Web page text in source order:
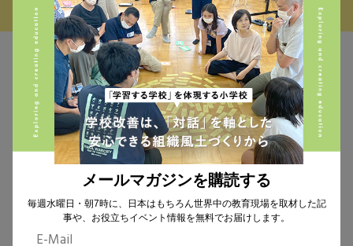
MAIL MAGAZINE
イベント、記事などの最新情報をお届け！
個人情報の取扱 について同意します。
メールマガジンを購読する
毎週水曜日・朝7時に、日本はもちろん世界中の教育現場を取材した記
事や、お役立ちイベント情報を無料でお届けします。